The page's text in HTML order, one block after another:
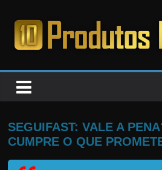
para
conteúdo
PRODUTOS
NOTA
DEZ
SEGUIFAST: VALE A
CUMPRE O QUE